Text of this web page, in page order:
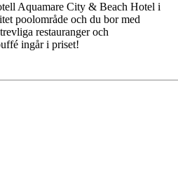
Aquamare City & Beach Hotel i
poolområde och du bor med
restauranger och
ingår i priset!